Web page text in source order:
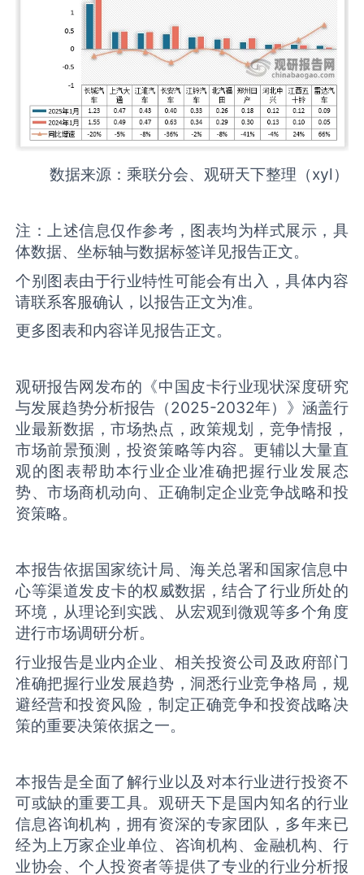
数据来源：乘联分会、观研天下整理（xyl）
注：上述信息仅作参考，图表均为样式展示，具
体数据、坐标轴与数据标签详见报告正文。
个别图表由于行业特性可能会有出入，具体内容
请联系客服确认，以报告正文为准。
更多图表和内容详见报告正文。
观研报告网发布的《中国皮卡行业现状深度研究
与发展趋势分析报告（2025-2032年）》涵盖行
业最新数据，市场热点，政策规划，竞争情报，
市场前景预测，投资策略等内容。更辅以大量直
观的图表帮助本行业企业准确把握行业发展态
势、市场商机动向、正确制定企业竞争战略和投
资策略。
本报告依据国家统计局、海关总署和国家信息中
心等渠道发‌皮卡‌‌的权威数据，结合了行业所处的
环境，从理论到实践、从宏观到微观等多个角度
进行市场调研分析。
行业报告是业内企业、相关投资公司及政府部门
准确把握行业发展趋势，洞悉行业竞争格局，规
避经营和投资风险，制定正确竞争和投资战略决
策的重要决策依据之一。
本报告是全面了解行业以及对本行业进行投资不
可或缺的重要工具。观研天下是国内知名的行业
信息咨询机构，拥有资深的专家团队，多年来已
经为上万家企业单位、咨询机构、金融机构、行
业协会、个人投资者等提供了专业的行业分析报